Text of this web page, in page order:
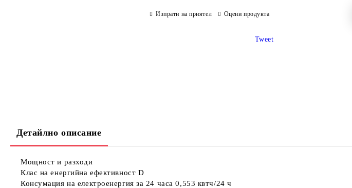
Изпрати на приятел Оцени продукта
Tweet
Детайлно описание
Мощност и разходи
Клас на енергийна ефективност D
Консумация на електроенергия за 24 часа 0,553 квтч/24 ч